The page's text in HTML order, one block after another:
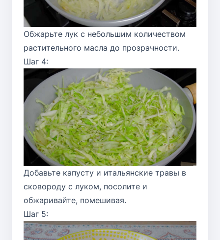
Обжарьте лук с небольшим количеством
растительного масла до прозрачности.
Шаг 4:
Добавьте капусту и итальянские травы в
сковороду с луком, посолите и
обжаривайте, помешивая.
Шаг 5: